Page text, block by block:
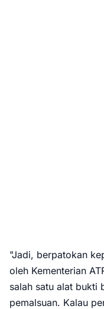
"Jadi, berpatokan
oleh Kementerian
salah satu alat bukti
pemalsuan. Kalau